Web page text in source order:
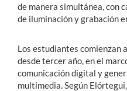
de manera simultánea, con
de iluminación y grabación
Los estudiantes comienzan
desde tercer año, en el
comunicación digital y
multimedia. Según